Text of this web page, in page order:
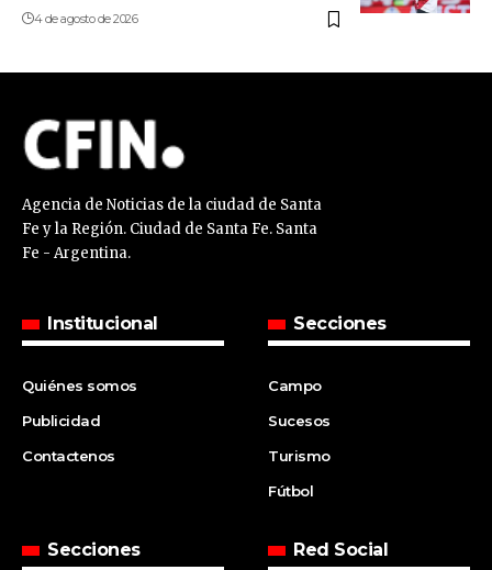
4 de agosto de 2026
Agencia de Noticias de la ciudad de Santa
Fe y la Región. Ciudad de Santa Fe. Santa
Fe - Argentina.
Institucional
Quiénes somos
Publicidad
Contactenos
Secciones
Campo
Sucesos
Turismo
Fútbol
Secciones Red Social